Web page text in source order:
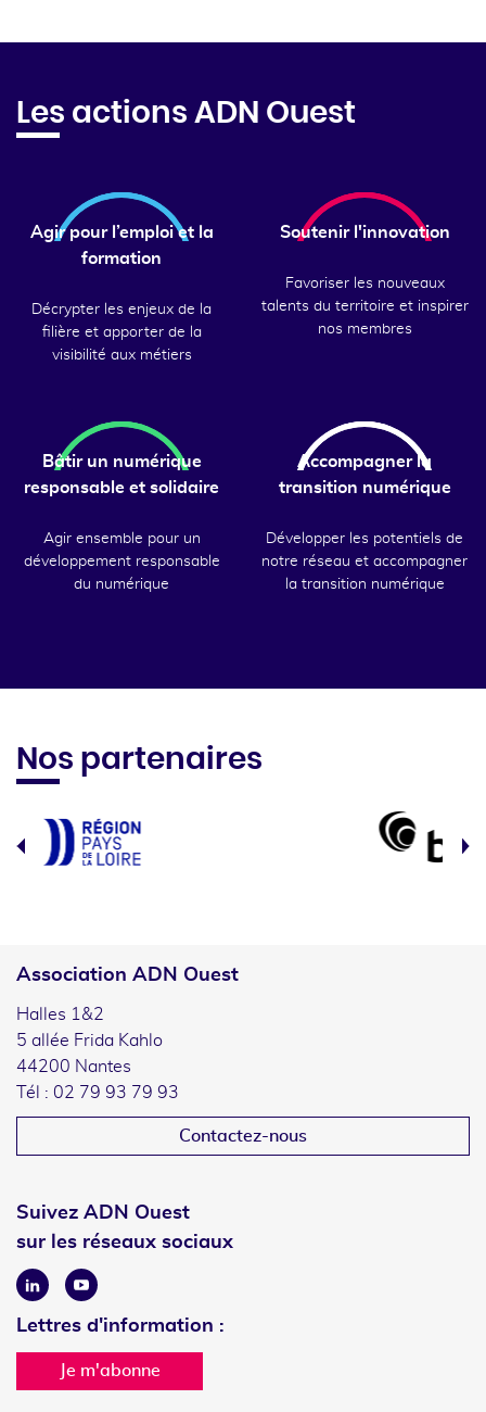
Les actions ADN Ouest
Agir pour l’emploi et la
formation
Décrypter les enjeux de la
filière et apporter de la
visibilité aux métiers
Soutenir l'innovation
Favoriser les nouveaux
talents du territoire et inspirer
nos membres
Bâtir un numérique
responsable et solidaire
Agir ensemble pour un
développement responsable
du numérique
Accompagner la
transition numérique
Développer les potentiels de
notre réseau et accompagner
la transition numérique
Nos partenaires
Association ADN Ouest
Halles 1&2
5 allée Frida Kahlo
44200 Nantes
Tél : 02 79 93 79 93
Contactez-nous
Suivez ADN Ouest
sur les réseaux sociaux
LinkedinYoutube
Lettres d'information :
Je m'abonne